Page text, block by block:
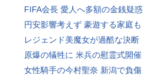
FIFA会長 愛人へ多額の金銭疑惑
円安影響考えず 豪遊する家庭も
レジェンド美魔女が過酷な決断
原爆の犠牲に 米兵の慰霊式開催
女性騎手の今村聖奈 新潟で負傷